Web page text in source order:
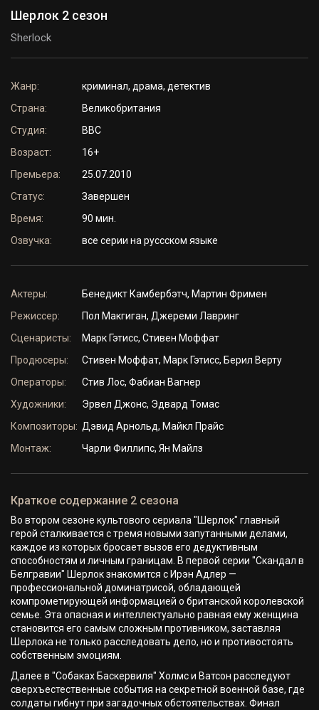
Шерлок 2 сезон
Sherlock
Жанр:
криминал, драма, детектив
Страна:
Великобритания
Студия:
BBC
Возраст:
16+
Премьера:
25.07.2010
Статус:
Завершен
Время:
90 мин.
Озвучка:
все серии на руссском языке
Актеры:
Бенедикт Камбербэтч, Мартин Фримен
Режиссер:
Пол Макгиган, Джереми Лавринг
Сценаристы:
Марк Гэтисс, Стивен Моффат
Продюсеры:
Стивен Моффат, Марк Гэтисс, Берил Верту
Операторы:
Стив Лос, Фабиан Вагнер
Художники:
Эрвел Джонс, Эдвард Томас
Композиторы: Дэвид Арнольд, Майкл Прайс
Монтаж:
Чарли Филлипс, Ян Майлз
Краткое содержание 2 сезона
Во втором сезоне культового сериала "Шерлок" главный
герой сталкивается с тремя новыми запутанными делами,
каждое из которых бросает вызов его дедуктивным
способностям и личным границам. В первой серии "Скандал в
Белгравии" Шерлок знакомится с Ирэн Адлер —
профессиональной доминатрисой, обладающей
компрометирующей информацией о британской королевской
семье. Эта опасная и интеллектуально равная ему женщина
становится его самым сложным противником, заставляя
Шерлока не только расследовать дело, но и противостоять
собственным эмоциям.
Далее в "Собаках Баскервиля" Холмс и Ватсон расследуют
сверхъестественные события на секретной военной базе, где
солдаты гибнут при загадочных обстоятельствах. Финал